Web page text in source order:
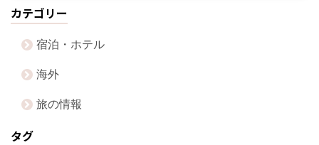
カテゴリー
宿泊・ホテル
海外
旅の情報
タグ